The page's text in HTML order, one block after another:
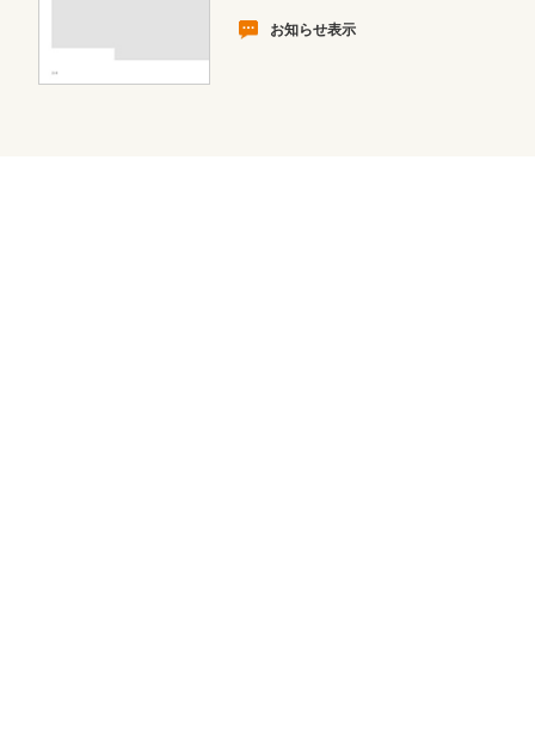
お知らせ表示